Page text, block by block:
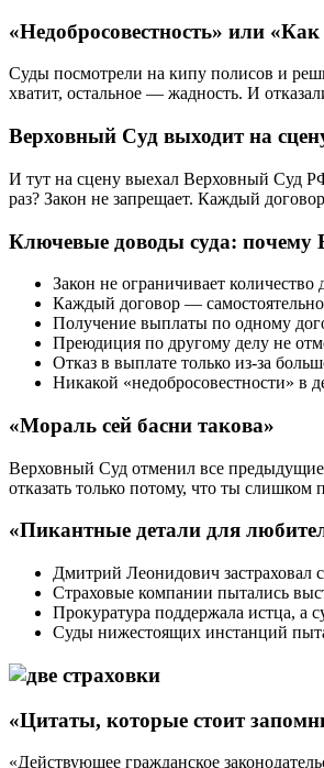
«Недобросовестность» или
Суды посмотрели на кипу полисов и
хватит, остальное — жадность. И
Верховный Суд выходит на
И тут на сцену выехал Верховный Суд РФ,
раз? Закон не запрещает. Каждый
Ключевые доводы суда:
Закон не ограничивает
Каждый договор —
Получение выплаты по одному
Преюдиция по другому делу не
Отказ в выплате только из-за
Никакой «недобросовестности» в
«Мораль сей басни такова»
Верховный Суд отменил все предыдущие
отказать только потому, что ты
«Пикантные детали для
Дмитрий Леонидович застраховал
Страховые компании пытались
Прокуратура поддержала истца, а
Суды нижестоящих инстанций
«Цитаты, которые стоит
«Действующее гражданское